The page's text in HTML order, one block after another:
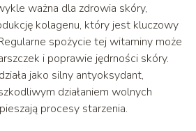
ważna dla zdrowia skóry,
kolagenu, który jest kluczowy
spożycie tej witaminy może
i poprawie jędrności skóry.
jako silny antyoksydant,
działaniem wolnych
procesy starzenia.